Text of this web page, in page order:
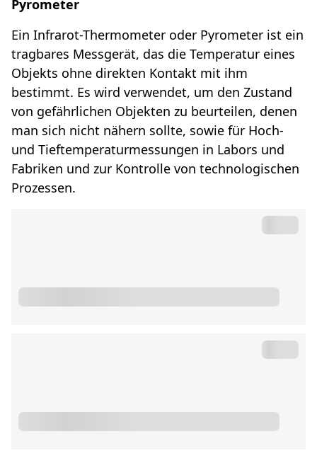
Pyrometer
Ein Infrarot-Thermometer oder Pyrometer ist ein
tragbares Messgerät, das die Temperatur eines
Objekts ohne direkten Kontakt mit ihm
bestimmt. Es wird verwendet, um den Zustand
von gefährlichen Objekten zu beurteilen, denen
man sich nicht nähern sollte, sowie für Hoch-
und Tieftemperaturmessungen in Labors und
Fabriken und zur Kontrolle von technologischen
Prozessen.